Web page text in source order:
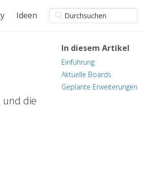
Ideen
In diesem Artikel
Einführung
Aktuelle Boards
Geplante Erweiterungen
und die